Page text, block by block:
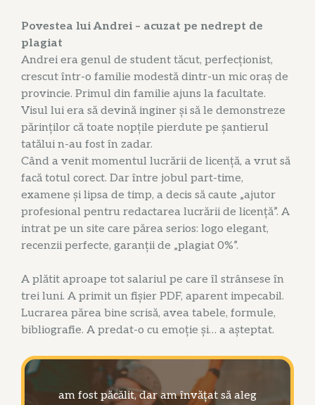
Povestea lui Andrei – acuzat pe nedrept de
plagiat
Andrei era genul de student tăcut, perfecționist,
crescut într-o familie modestă dintr-un mic oraș de
provincie. Primul din familie ajuns la facultate.
Visul lui era să devină inginer și să le demonstreze
părinților că toate nopțile pierdute pe șantierul
tatălui n-au fost în zadar.
Când a venit momentul lucrării de licență, a vrut să
facă totul corect. Dar între jobul part-time,
examene și lipsa de timp, a decis să caute „ajutor
profesional pentru redactarea lucrării de licență”. A
intrat pe un site care părea serios: logo elegant,
recenzii perfecte, garanții de „plagiat 0%”.
A plătit aproape tot salariul pe care îl strânsese în
trei luni. A primit un fișier PDF, aparent impecabil.
Lucrarea părea bine scrisă, avea tabele, formule,
bibliografie. A predat-o cu emoție și… a așteptat.
am fost păcălit, dar am învățat să aleg